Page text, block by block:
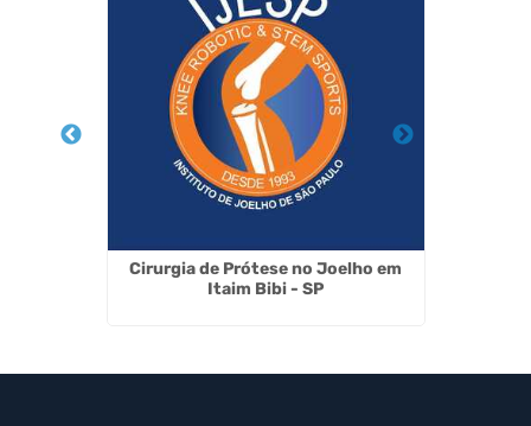
Cirurgia de Prótese no Joelho em
Itaim Bibi - SP